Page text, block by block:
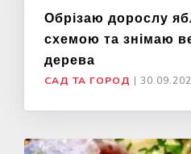
Обрізаю дорослу
схемою та знімаю
дерева
САД ТА ГОРОД |